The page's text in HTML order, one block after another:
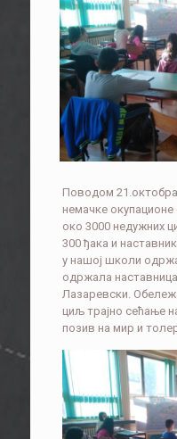
Поводом
немачке окупационе
око 3000 недужних
300 ђака и
у нашој школи
одржала
Лазаревски.
циљ трајно сећање
позив на мир и